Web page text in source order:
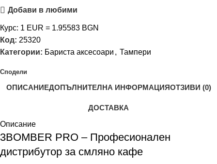
Добави в любими
Курс: 1 EUR = 1.95583 BGN
Код: 25320
Категории: Бариста аксесоари , Тампери
Сподели
ОПИСАНИЕДОПЪЛНИТЕЛНА ИНФОРМАЦИЯОТЗИВИ (0)
ДОСТАВКА
Описание
3BOMBER PRO – Професионален
дистрибутор за смляно кафе